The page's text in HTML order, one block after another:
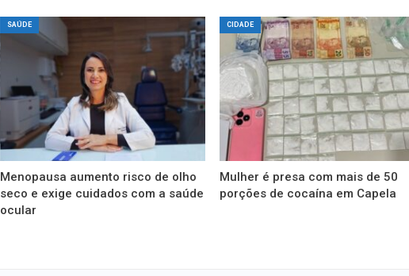
SAÚDE
Menopausa aumento risco de olho
seco e exige cuidados com a saúde
ocular
CIDADE
Mulher é presa com mais de 50
porções de cocaína em Capela